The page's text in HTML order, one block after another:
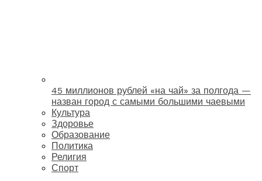
45 миллионов рублей «на чай» за полгода —
назван город с самыми большими чаевыми
Культура
Здоровье
Образование
Политика
Религия
Спорт